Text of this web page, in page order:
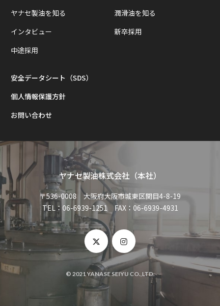
ヤナセ製油を知る
潤滑油を知る
インタビュー
新卒採用
中途採用
安全データシート（SDS）
個人情報保護方針
お問い合わせ
ヤナセ製油株式会社（本社）
〒536-0008 大阪府大阪市城東区関目4-8-19
TEL：06-6939-1251 FAX：06-6939-4931
© 2021 YANASE SEIYU CO.,LTD.